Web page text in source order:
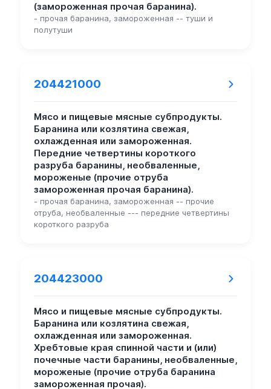
(замороженная прочая баранина).
- прочая баранина, замороженная -- туши и
полутуши
204421000
Мясо и пищевые мясные субпродукты.
Баранина или козлятина свежая,
охлажденная или замороженная.
Передние четвертины короткого
разруба баранины, необваленные,
мороженые (прочие отруба
замороженная прочая баранина).
- прочая баранина, замороженная -- прочие
отруба, необваленные --- передние четвертины
короткого разруба
204423000
Мясо и пищевые мясные субпродукты.
Баранина или козлятина свежая,
охлажденная или замороженная.
Хребтовые края спинной части и (или)
почечные части баранины, необваленные,
мороженые (прочие отруба баранина
замороженная прочая).